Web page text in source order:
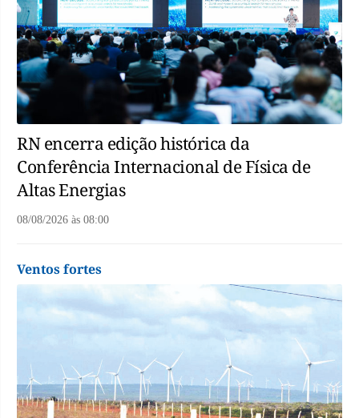
RN encerra edição histórica da
Conferência Internacional de Física de
Altas Energias
08/08/2026 às 08:00
Ventos fortes